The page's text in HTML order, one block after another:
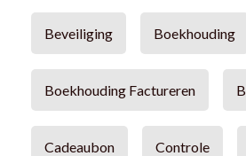
Beveiliging Boekhouding
Boekhouding Factureren
Cadeaubon Controle